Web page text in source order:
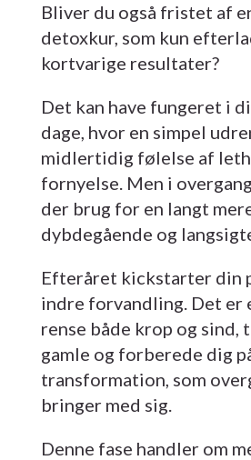
Bliver du også fristet af
detoxkur, som kun
kortvarige resultater?
Det kan have fungeret i
dage, hvor en simpel
midlertidig følelse af
fornyelse. Men i
der brug for en langt
dybdegående og
Efteråret kickstarter din
indre forvandling. Det er
rense både krop og sind,
gamle og forberede dig
transformation, som
bringer med sig.
Denne fase handler om